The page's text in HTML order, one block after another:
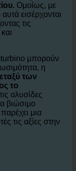
οποίομειώνει
Ομοίως, με
εισέρχονται
τις
μπορούν
η
των
το
αλυσίδες
βιώσιμο
μια
τις αξίες στην